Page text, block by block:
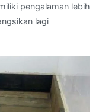
pengalaman lebih
lagi